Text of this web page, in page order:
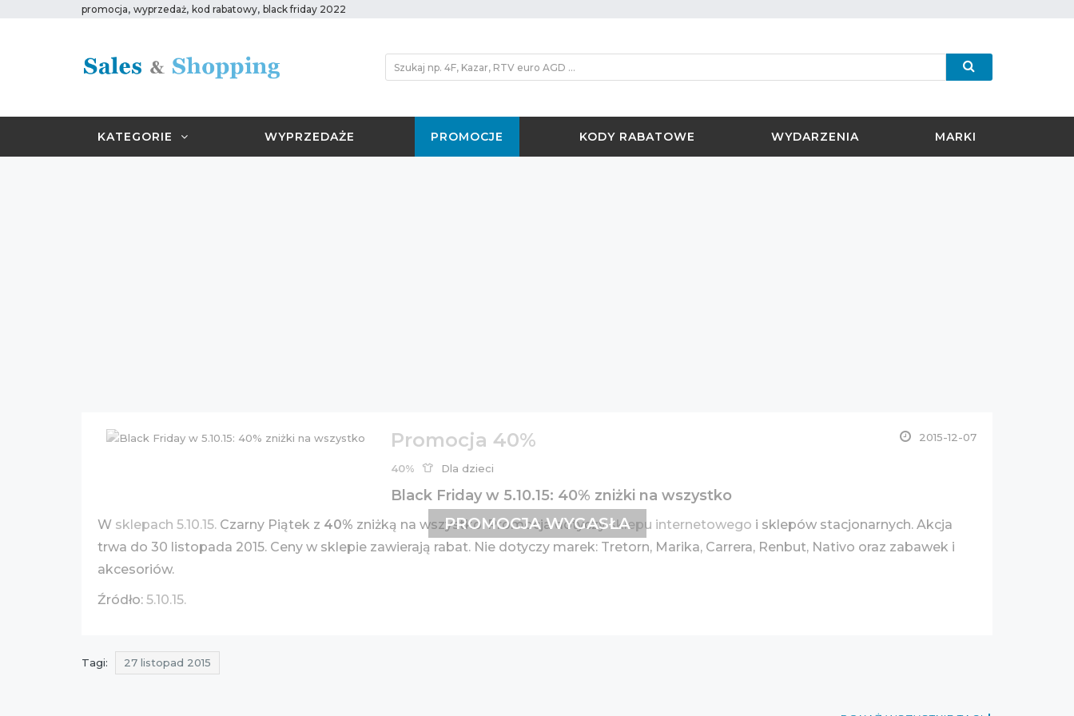
promocja, wyprzedaż, kod rabatowy, black friday 2022
KATEGORIE WYPRZEDAŻE PROMOCJE KODY RABATOWE WYDARZENIA MARKI
Promocja 40% 2015-12-07
40% Dla dzieci
Black Friday w 5.10.15: 40% zniżki na wszystko
W sklepach 5.10.15. Czarny Piątek z 40% zniżką na wszystko. Promocja dotyczysklepu internetowego i sklepów stacjonarnych. Akcja
trwa do 30 listopada 2015. Ceny w sklepie zawierają rabat. Nie dotyczy marek: Tretorn, Marika, Carrera, Renbut, Nativo oraz zabawek i
akcesoriów.
Źródło: 5.10.15.
PROMOCJA WYGASŁA
Tagi: 27 listopad 2015